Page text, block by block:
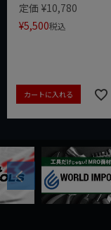
定価 ¥10,780
¥5,500税込
カートに入れる
Previous